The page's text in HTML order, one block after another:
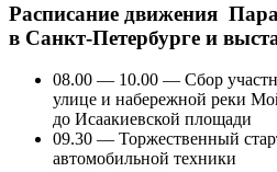
Расписание движения
в Санкт-Петербурге и
08.00 — 10.00 — Сбор
улице и набережной реки
до Исаакиевской площади
09.30 — Торжественный
автомобильной техники